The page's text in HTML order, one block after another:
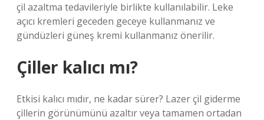
çil azaltma tedavileriyle birlikte kullanılabilir. Leke
açıcı kremleri geceden geceye kullanmanız ve
gündüzleri güneş kremi kullanmanız önerilir.
Çiller kalıcı mı?
Etkisi kalıcı mıdır, ne kadar sürer? Lazer çil giderme
çillerin görünümünü azaltır veya tamamen ortadan